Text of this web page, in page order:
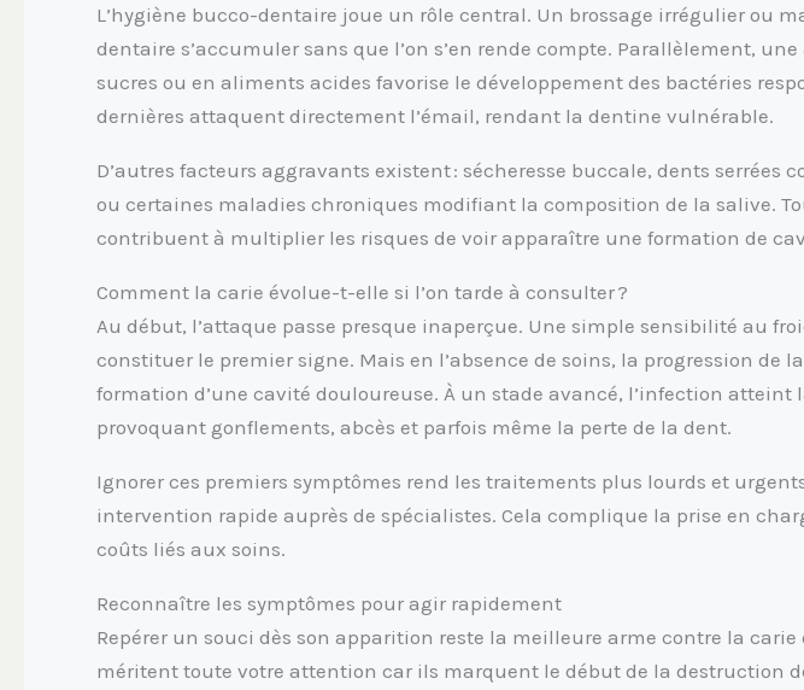
L’hygiène bucco-dentaire joue un rôle central. Un brossage irrégulier ou
dentaire s’accumuler sans que l’on s’en rende compte. Parallèlement,
sucres ou en aliments acides favorise le développement des bactéries
dernières attaquent directement l’émail, rendant la dentine vulnérable.
D’autres facteurs aggravants existent : sécheresse buccale, dents serrées
ou certaines maladies chroniques modifiant la composition de la salive.
contribuent à multiplier les risques de voir apparaître une formation de
Comment la carie évolue-t-elle si l’on tarde à consulter ?
Au début, l’attaque passe presque inaperçue. Une simple sensibilité au
constituer le premier signe. Mais en l’absence de soins, la progression de
formation d’une cavité douloureuse. À un stade avancé, l’infection atteint
provoquant gonflements, abcès et parfois même la perte de la dent.
Ignorer ces premiers symptômes rend les traitements plus lourds et
intervention rapide auprès de spécialistes. Cela complique la prise en
coûts liés aux soins.
Reconnaître les symptômes pour agir rapidement
Repérer un souci dès son apparition reste la meilleure arme contre la
méritent toute votre attention car ils marquent le début de la destruction